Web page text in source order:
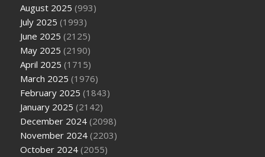
August 2025 (993)
July 2025 (1993)
June 2025 (2125)
May 2025 (2190)
April 2025 (1715)
March 2025 (1976)
February 2025 (1843)
January 2025 (2142)
December 2024 (2098)
November 2024 (2203)
October 2024 (2055)